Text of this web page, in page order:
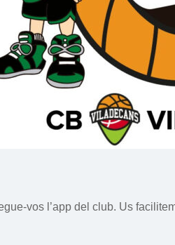
vos l’app del club. Us